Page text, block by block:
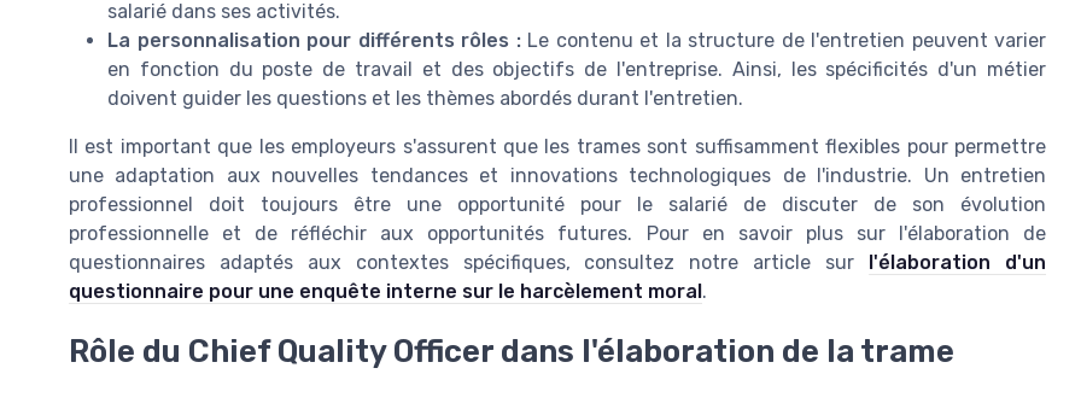
salarié dans ses activités.
La personnalisation pour différents rôles :Le contenu et la structure de l'entretien peuvent varier
en fonction du poste de travail et des objectifs de l'entreprise. Ainsi, les spécificités d'un métier
doivent guider les questions et les thèmes abordés durant l'entretien.
Il est important que les employeurs s'assurent que les trames sont suffisamment flexibles pour permettre
une adaptation aux nouvelles tendances et innovations technologiques de l'industrie. Un entretien
professionnel doit toujours être une opportunité pour le salarié de discuter de son évolution
professionnelle et de réfléchir aux opportunités futures. Pour en savoir plus sur l'élaboration de
questionnaires adaptés aux contextes spécifiques, consultez notre article sur l'élaboration d'un
questionnaire pour une enquête interne sur le harcèlement moral.
Rôle du Chief Quality Officer dans l'élaboration de la trame